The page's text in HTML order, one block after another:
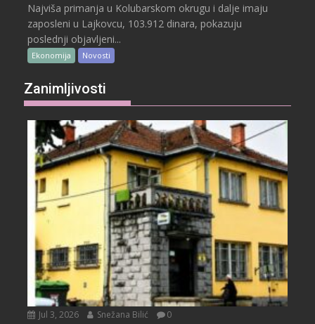
Najviša primanja u Kolubarskom okrugu i dalje imaju
zaposleni u Lajkovcu, 103.912 dinara, pokazuju
poslednji objavljeni...
Ekonomija Novosti
Zanimljivosti
Jul 3, 2026 Snežana Bilić 0